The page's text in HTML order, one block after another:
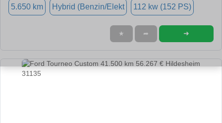
5.650 km Hybrid (Benzin/Elekt 112 kw (152 PS)
★ ➦ ➜